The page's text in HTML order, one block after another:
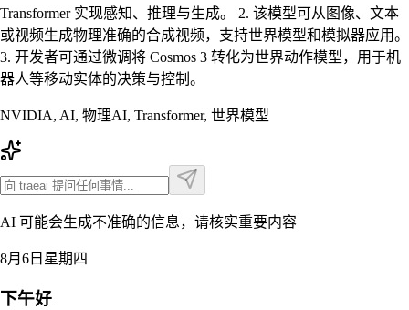
Transformer 实现感知、推理与生成。 2. 该模型可从图像、文本
或视频生成物理准确的合成视频，支持世界模型和模拟器应用。
3. 开发者可通过微调将 Cosmos 3 转化为世界动作模型，用于机
器人等移动实体的决策与控制。
NVIDIA, AI, 物理AI, Transformer, 世界模型
AI 可能会生成不准确的信息，请核实重要内容
8月6日星期四
下午好